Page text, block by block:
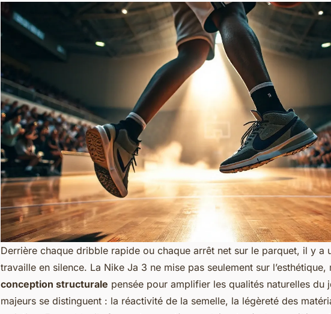
Derrière chaque dribble rapide ou chaque arrêt net sur le parquet, il y a
travaille en silence. La Nike Ja 3 ne mise pas seulement sur l’esthétique,
conception structurale pensée pour amplifier les qualités naturelles du
majeurs se distinguent : la réactivité de la semelle, la légèreté des